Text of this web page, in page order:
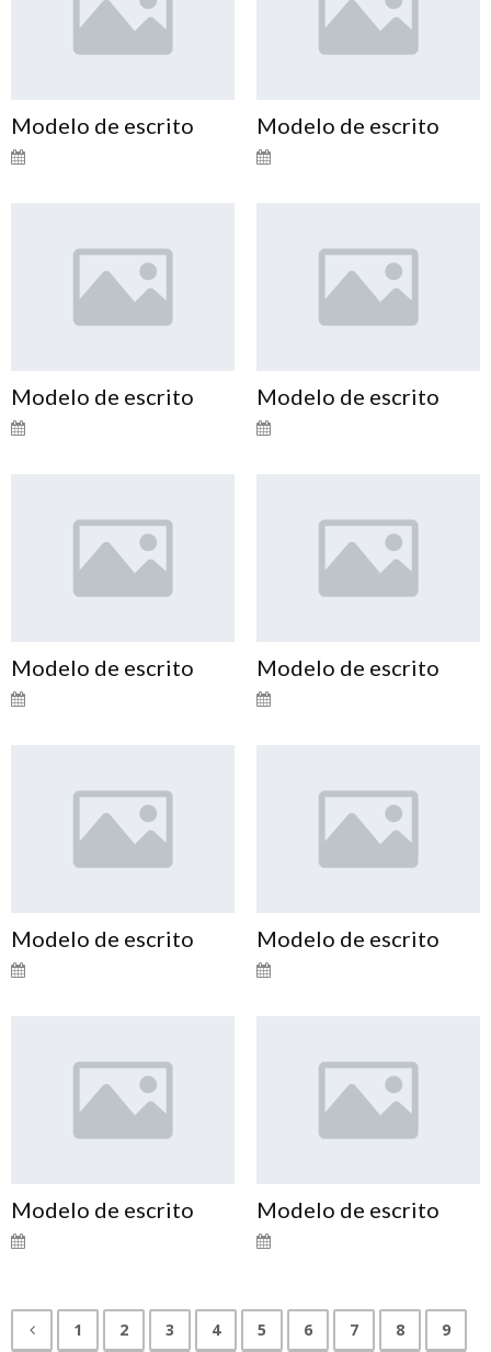
Modelo de escrito Modelo de escrito
Modelo de escrito Modelo de escrito
Modelo de escrito Modelo de escrito
Modelo de escrito Modelo de escrito
Modelo de escrito Modelo de escrito
1 2 3 4 5 6 7 8
9